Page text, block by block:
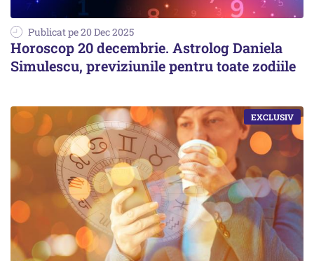
Publicat pe 20 Dec 2025
Horoscop 20 decembrie. Astrolog Daniela
Simulescu, previziunile pentru toate zodiile